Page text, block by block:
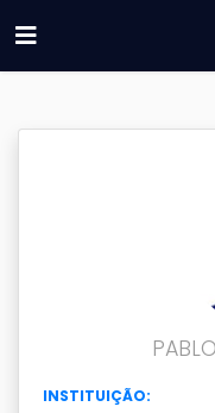
INSTITUIÇÃO: